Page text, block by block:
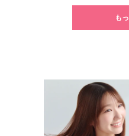
も